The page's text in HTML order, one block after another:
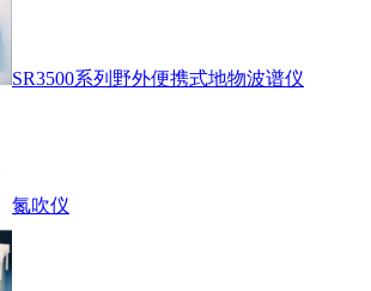
SR3500系列野外便携式地物波谱仪
氮吹仪